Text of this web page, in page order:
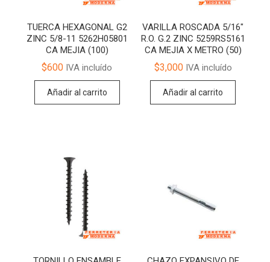
TUERCA HEXAGONAL G2
ZINC 5/8-11 5262H05801
CA MEJIA (100)
$600 IVA incluído
Añadir al carrito
VARILLA ROSCADA 5/16″
R.O. G.2 ZINC 5259RS5161
CA MEJIA X METRO (50)
$3,000IVA incluído
Añadir al carrito